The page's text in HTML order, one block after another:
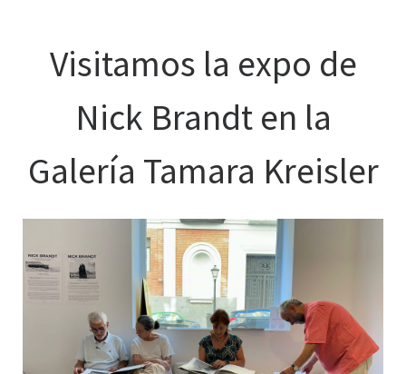
Visitamos la expo de
Nick Brandt en la
Galería Tamara Kreisler